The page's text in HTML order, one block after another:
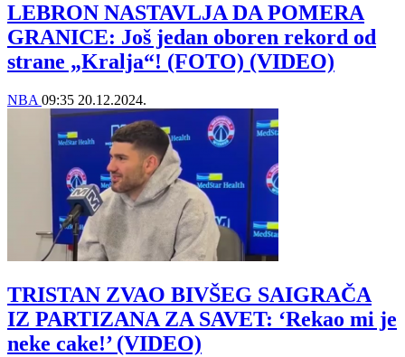
LEBRON NASTAVLJA DA POMERA
GRANICE: Još jedan oboren rekord od
strane „Kralja“! (FOTO) (VIDEO)
NBA 09:35 20.12.2024.
TRISTAN ZVAO BIVŠEG SAIGRAČA
IZ PARTIZANA ZA SAVET: ‘Rekao mi je
neke cake!’ (VIDEO)